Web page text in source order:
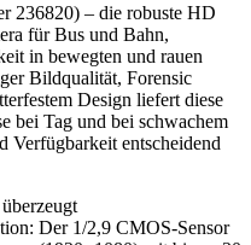
236820) – die robuste HD
für Bus und Bahn,
in bewegten und rauen
Bildqualität, Forensic
Design liefert diese
bei Tag und bei schwachem
Verfügbarkeit entscheidend
Der 1/2,9 CMOS-Sensor